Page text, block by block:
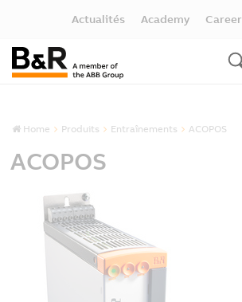
Actualités Academy Career
Home Produits Entraînements ACOPOS
ACOPOS